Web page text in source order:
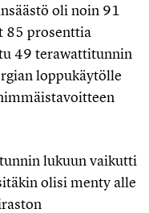
oli noin 91
85 prosenttia
49 terawattitunnin
loppukäytölle
lukuun vaikutti
olisi menty alle